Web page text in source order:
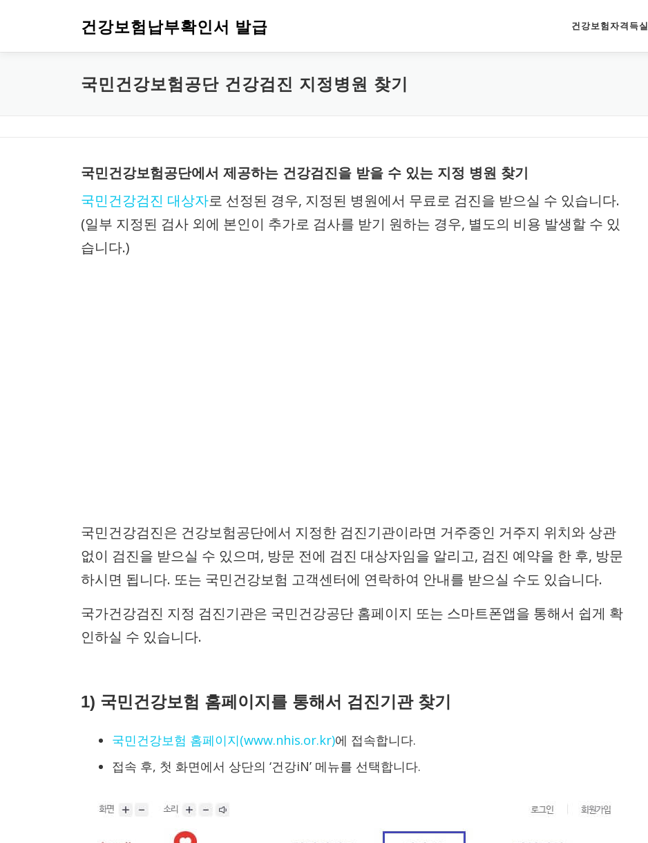
건강보험납부확인서 발급 건강보험자격득
국민건강보험공단 건강검진 지정병원 찾기
국민건강보험공단에서 제공하는 건강검진을 받을 수 있는 지정 병원 찾기
국민건강검진 대상자로 선정된 경우, 지정된 병원에서 무료로 검진을 받으실 수 있습니다.
(일부 지정된 검사 외에 본인이 추가로 검사를 받기 원하는 경우, 별도의 비용 발생할 수 있
습니다.)
국민건강검진은 건강보험공단에서 지정한 검진기관이라면 거주중인 거주지 위치와 상관
없이 검진을 받으실 수 있으며, 방문 전에 검진 대상자임을 알리고, 검진 예약을 한 후, 방문
하시면 됩니다. 또는 국민건강보험 고객센터에 연락하여 안내를 받으실 수도 있습니다.
국가건강검진 지정 검진기관은 국민건강공단 홈페이지 또는 스마트폰앱을 통해서 쉽게 확
인하실 수 있습니다.
1) 국민건강보험 홈페이지를 통해서 검진기관 찾기
국민건강보험 홈페이지(www.nhis.or.kr)에 접속합니다.
접속 후, 첫 화면에서 상단의 ‘건강iN’ 메뉴를 선택합니다.